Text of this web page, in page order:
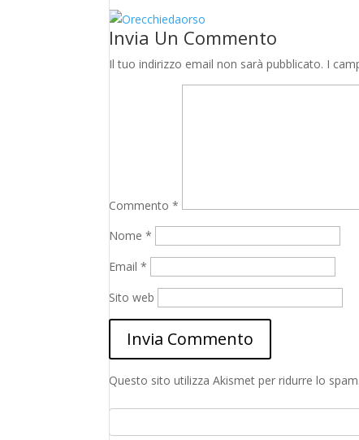
Invia Un Commento
Il tuo indirizzo email non sarà pubblicato. I
Commento*
Nome*
Email*
Sito web
Questo sito utilizza Akismet per ridurre lo